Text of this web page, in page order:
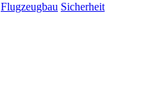
Flugzeugbau Sicherheit